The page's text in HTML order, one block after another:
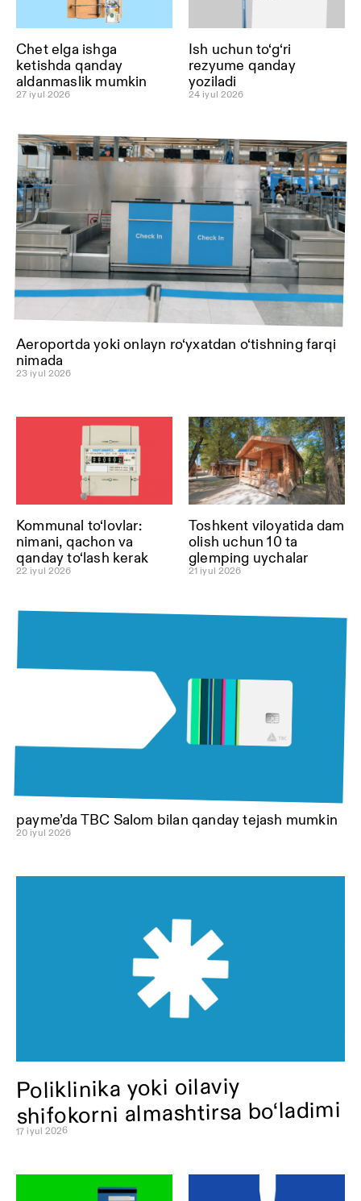
Chet elga ishga
ketishda qanday
aldanmaslik mumkin
27 iyul 2026
Ish uchun to‘g‘ri
rezyume qanday
yoziladi
24 iyul 2026
Aeroportda yoki onlayn ro‘yxatdan o‘tishning farqi
nimada
23 iyul 2026
Kommunal to‘lovlar:
nimani, qachon va
qanday to‘lash kerak
22 iyul 2026
Toshkent viloyatida dam
olish uchun 10 ta
glemping uychalar
21 iyul 2026
payme’da TBC Salom bilan qanday tejash mumkin
20 iyul 2026
Poliklinika yoki oilaviy
shifokorni almashtirsa bo‘ladimi
17 iyul 2026